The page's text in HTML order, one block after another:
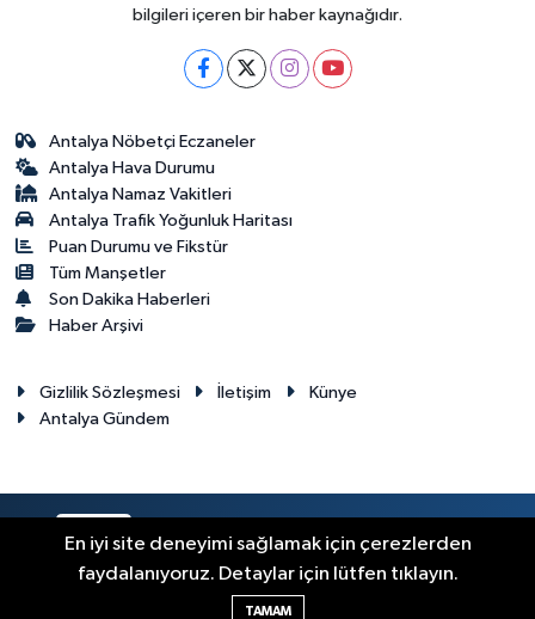
bilgileri içeren bir haber kaynağıdır.
Antalya Nöbetçi Eczaneler
Antalya Hava Durumu
Antalya Namaz Vakitleri
Antalya Trafik Yoğunluk Haritası
Puan Durumu ve Fikstür
Tüm Manşetler
Son Dakika Haberleri
Haber Arşivi
Gizlilik Sözleşmesi İletişim
Künye
Antalya Gündem
Haber Yazılımı:
En iyi site deneyimi sağlamak için çerezlerden
faydalanıyoruz. Detaylar için lütfen tıklayın.
TAMAM